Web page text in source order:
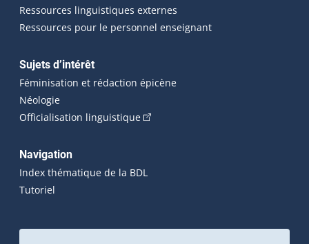
Ressources linguistiques externes
Ressources pour le personnel enseignant
Sujets d’intérêt
Féminisation et rédaction épicène
Néologie
Officialisation linguistique(Cet hyperlien externe s'ouvrira
Navigation
Index thématique de la BDL
Tutoriel